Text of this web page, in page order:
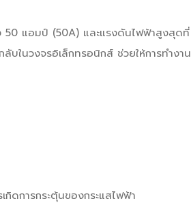
50 แอมป์ (50A) และแรงดันไฟฟ้าสูงสุดที่
ในวงจรอิเล็กทรอนิกส์ ช่วยให้การทำงาน
ดการกระตุ้นของกระแสไฟฟ้า